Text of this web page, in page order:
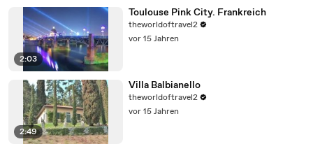
2:03
Toulouse Pink City. Frankreich
theworldoftravel2
vor 15 Jahren
2:49
Villa Balbianello
theworldoftravel2
vor 15 Jahren